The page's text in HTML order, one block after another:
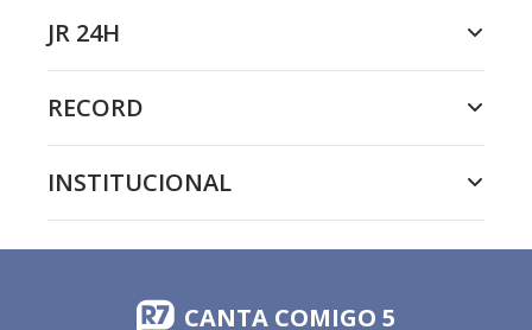
JR 24H
RECORD
INSTITUCIONAL
CANTA COMIGO 5